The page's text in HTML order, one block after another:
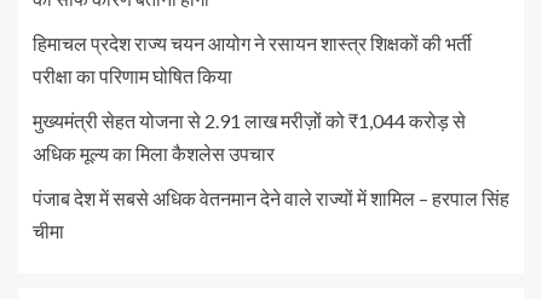
हिमाचल प्रदेश राज्य चयन आयोग ने रसायन शास्त्र शिक्षकों की भर्ती
परीक्षा का परिणाम घोषित किया
मुख्यमंत्री सेहत योजना से 2.91 लाख मरीज़ों को ₹1,044 करोड़ से
अधिक मूल्य का मिला कैशलेस उपचार
पंजाब देश में सबसे अधिक वेतनमान देने वाले राज्यों में शामिल – हरपाल सिंह
चीमा